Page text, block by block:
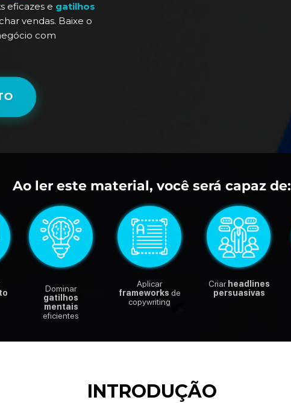
eficazes e gatilhos
vendas. Baixe o
com
Aplicar
frameworks de
copywriting
Dominar
gatilhos
mentais
eficientes
Criar headlines
persuasivas
Ao ler este material, você será capaz de:
INTRODUÇÃO